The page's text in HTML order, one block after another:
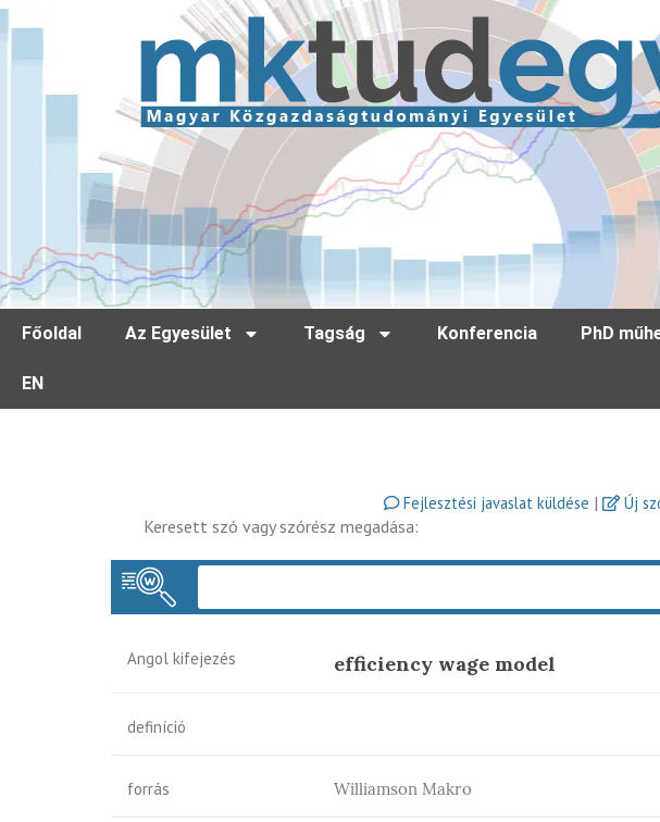
Főoldal Az Egyesület Tagság Konferencia PhD
EN
Fejlesztési javaslat küldése | Új
Keresett szó vagy szórész megadása:
Angol kifejezés efficiency wage model
definíció
forrás Williamson Makro